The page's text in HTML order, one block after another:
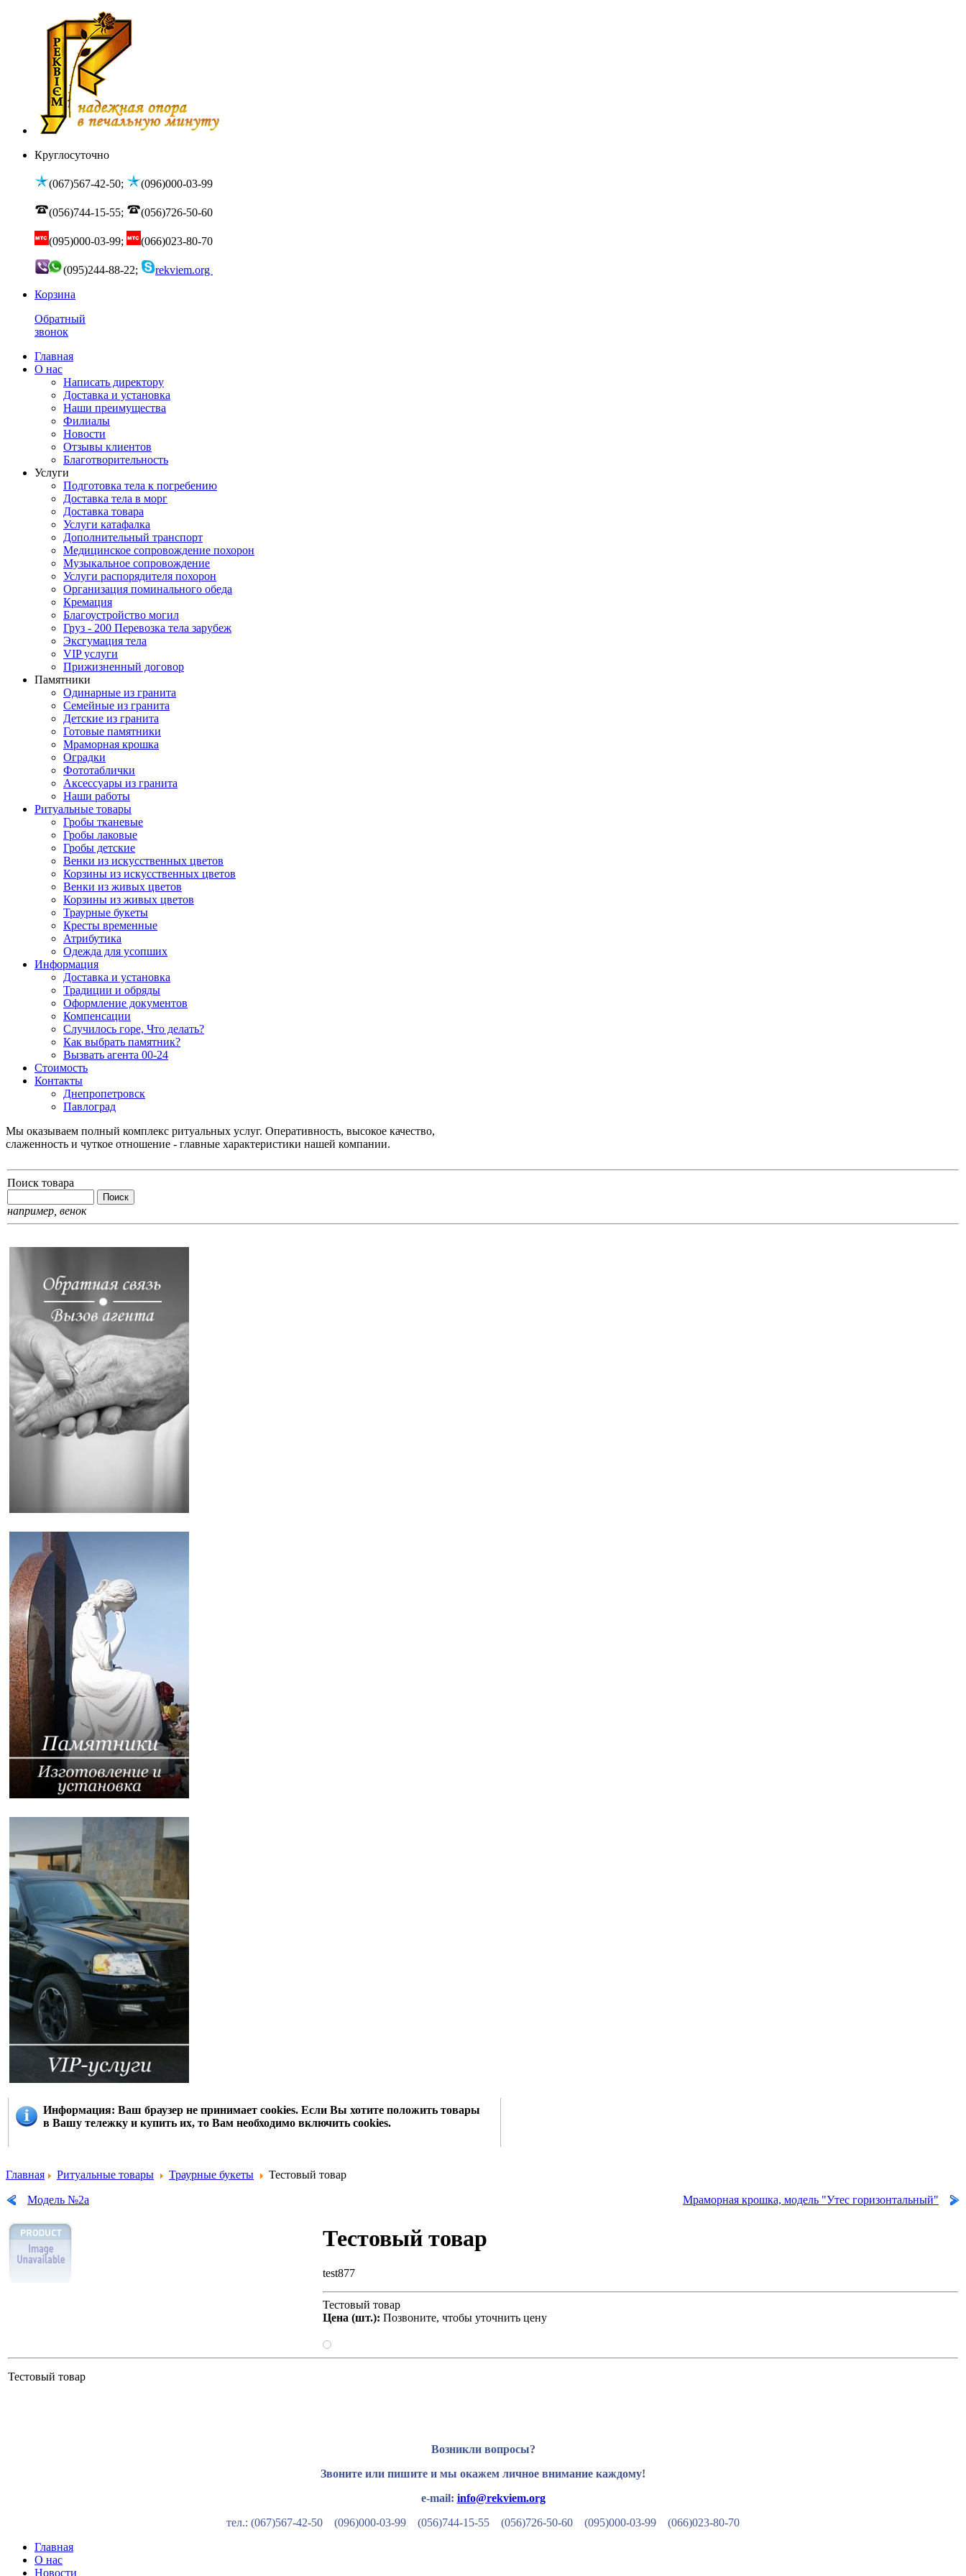
Круглосуточно
(067)567-42-50; (096)000-03-99
(056)744-15-55; (056)726-50-60
(095)000-03-99; (066)023-80-70
(095)244-88-22;
rekviem.org
Корзина
Обратный
звонок
Главная
О нас
Написать директору
Доставка и установка
Наши преимущества
Филиалы
Новости
Отзывы клиентов
Благотворительность
Услуги
Подготовка тела к погребению
Доставка тела в морг
Доставка товара
Услуги катафалка
Дополнительный транспорт
Медицинское сопровождение похорон
Музыкальное сопровождение
Услуги распорядителя похорон
Организация поминального обеда
Кремация
Благоустройство могил
Груз - 200 Перевозка тела зарубеж
Эксгумация тела
VIP услуги
Прижизненный договор
Памятники
Одинарные из гранита
Семейные из гранита
Детские из гранита
Готовые памятники
Мраморная крошка
Оградки
Фототаблички
Аксессуары из гранита
Наши работы
Ритуальные товары
Гробы тканевые
Гробы лаковые
Гробы детские
Венки из искусственных цветов
Корзины из искусственных цветов
Венки из живых цветов
Корзины из живых цветов
Траурные букеты
Кресты временные
Атрибутика
Одежда для усопших
Информация
Доставка и установка
Традиции и обряды
Оформление документов
Компенсации
Случилось горе, Что делать?
Как выбрать памятник?
Вызвать агента 00-24
Стоимость
Контакты
Днепропетровск
Павлоград
Мы оказываем полный комплекс ритуальных услуг. Оперативность, высокое качество,
слаженность и чуткое отношение - главные характеристики нашей компании.
Поиск товара
например, венок
Информация: Ваш браузер не принимает cookies. Если Вы хотите положить товары
в Вашу тележку и купить их, то Вам необходимо включить cookies.
Главная Ритуальные товары Траурные букеты Тестовый товар
Модель №2а Мраморная крошка, модель "Утес горизонтальный"
Тестовый товар
test877
Тестовый товар
Цена (шт.): Позвоните, чтобы уточнить цену
Тестовый товар
Возникли вопросы?
Звоните или пишите и мы окажем личное внимание каждому!
e-mail: info@rekviem.org
тел.: (067)567-42-50 (096)000-03-99
(056)744-15-55 (056)726-50-60 (095)000-03-99
(066)023-80-70
Главная
О нас
Новости